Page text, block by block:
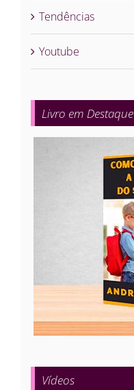
Tendências
Youtube
Livro em Destaque
Vídeos